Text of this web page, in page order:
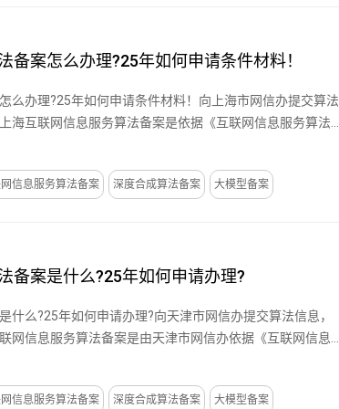
备案怎么办理?25年如何申请条件材料！
么办理?25年如何申请条件材料！向上海市网信办提交算法
海互联网信息服务算法备案是依据《互联网信息服务算法推
网信息服务算法备案 深度合成算法备案 大模型备案
备案是什么?25年如何申请办理?
什么?25年如何申请办理?向天津市网信办提交算法信息，
网信息服务算法备案是由天津市网信办依据《互联网信息服
网信息服务算法备案 深度合成算法备案 大模型备案